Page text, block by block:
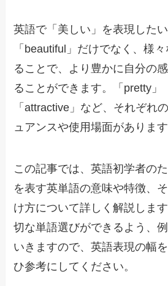
英語で「美しい」を表現した
「beautiful」だけでなく、様
ることで、より豊かに自分の
ることができます。「pretty」
「attractive」など、それぞれ
ュアンスや使用場面があります
この記事では、英語初学者の
を表す英単語の意味や特徴、
け方について詳しく解説しま
切な単語選びができるよう、
いきますので、英語表現の幅
ひ参考にしてください。